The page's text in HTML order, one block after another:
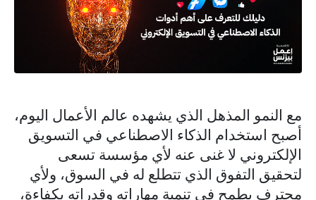
مع النمو المذهل الذي يشهده عالم الأعمال اليوم،
أصبح استخدام الذكاء الاصطناعي في التسويق
الإلكتروني لا غنى عنه لأي مؤسسة تسعى
لتحقيق التفوق الذي تتطلع له في السوق، ولأي
محترف يطمح في تنمية مهاراته وقدراته بكفاءة،